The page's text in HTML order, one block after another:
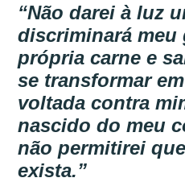
“Não darei à luz
discriminará meu
própria carne e
se transformar
voltada contra
nascido do meu
não permitirei
exista.”